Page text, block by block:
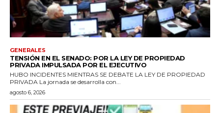
GENERALES
TENSIÓN EN EL SENADO: POR LA LEY DE PROPIEDAD
PRIVADA IMPULSADA POR EL EJECUTIVO
HUBO INCIDENTES MIENTRAS SE DEBATE LA LEY DE PROPIEDAD
PRIVADA La jornada se desarrolla con...
agosto 6, 2026